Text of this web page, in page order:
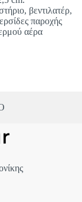
βεντιλατέρ,
παροχής
αέρα